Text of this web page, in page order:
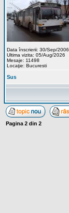
Data înscrierii: 30/Sep/2006
Ultima vizita: 05/Aug/2026
Mesaje: 11498
Locaţie: Bucuresti
Sus
Pagina 2 din 2